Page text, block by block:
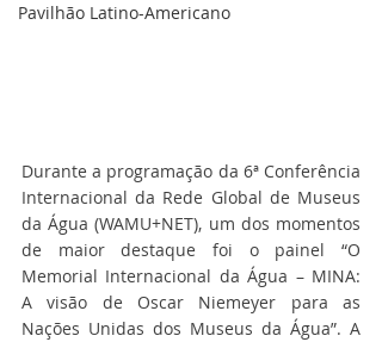
Pavilhão Latino-Americano
Durante a programação da 6ª Conferência
Internacional da Rede Global de Museus
da Água (WAMU+NET), um dos momentos
de maior destaque foi o painel “O
Memorial Internacional da Água – MINA:
A visão de Oscar Niemeyer para as
Nações Unidas dos Museus da Água”. A